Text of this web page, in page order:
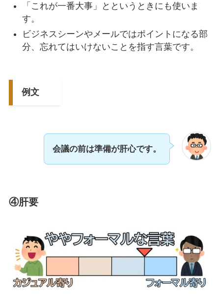
「これが一番大事」とというときにも使いま
す。
ビジネスシーンやメールではポイントになる部
分、忘れてはいけないことを指す言葉です。
例文
会議の前は準備が肝心です。
④肝要